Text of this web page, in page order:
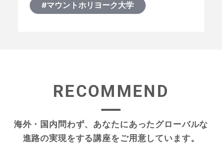
#マウントホリヨーク大学
RECOMMEND
海外・国内問わず、あなたにあったグローバルな
進路の実現をする講座をご用意しています。